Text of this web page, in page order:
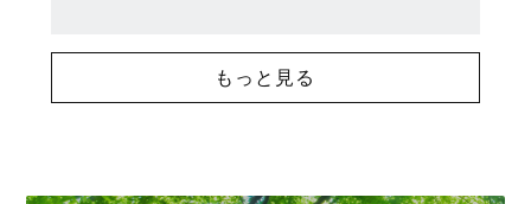
もっと見る